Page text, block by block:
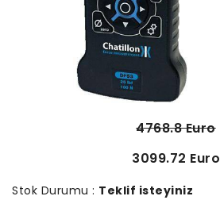
4768.8 Euro
3099.72 Euro
Stok Durumu : Teklif isteyiniz